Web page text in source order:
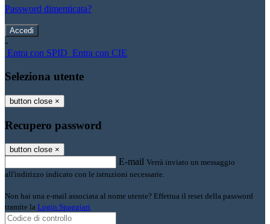
Password dimenticata?
-
Entra con SPID Entra con CIE
Seleziona utente
button close ×
Recupero password
button close ×
E-mail Verrà inviato un messaggio
all'indirizzo indicato con le istruzioni necessarie.
Non hai una e-mail associata al nome utente? Effettua il reset della password
tramite la Login Spaggiari